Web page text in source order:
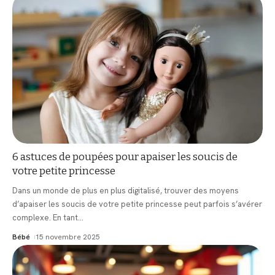
6 astuces de poupées pour apaiser les soucis de
votre petite princesse
Dans un monde de plus en plus digitalisé, trouver des moyens
d’apaiser les soucis de votre petite princesse peut parfois s’avérer
complexe. En tant…
Bébé 15 novembre 2025